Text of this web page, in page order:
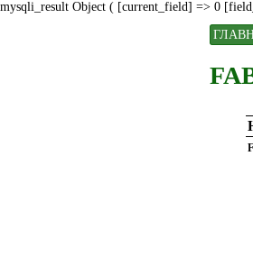
mysqli_result Object ( [current_field] => 0